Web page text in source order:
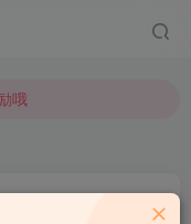
哦
心家，太棒了 合